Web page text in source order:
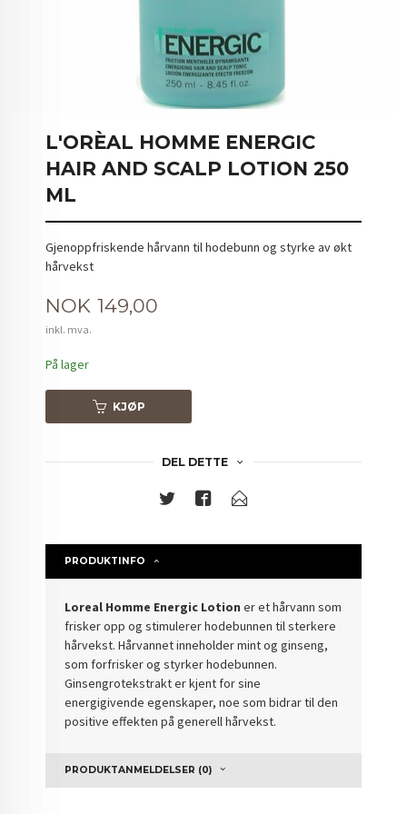
L'ORÈAL HOMME ENERGIC
HAIR AND SCALP LOTION 250
ML
Gjenoppfriskende hårvann til hodebunn og styrke av økt
hårvekst
Pris
NOK 149,00
inkl. mva.
På lager
KJØP
DEL DETTE
PRODUKTINFO
Loreal Homme Energic Lotion er et hårvann som
frisker opp og stimulerer hodebunnen til sterkere
hårvekst. Hårvannet inneholder mint og ginseng,
som forfrisker og styrker hodebunnen.
Ginsengrotekstrakt er kjent for sine
energigivende egenskaper, noe som bidrar til den
positive effekten på generell hårvekst.
PRODUKTANMELDELSER (0)